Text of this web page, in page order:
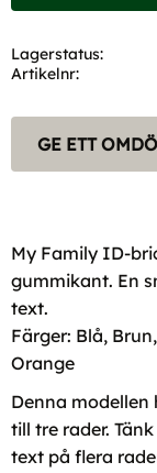
Lagerstatus
Artikelnr
GE ETT
My Family ID-
gummikant. En
text.
Färger: Blå,
Orange
Denna modellen
till tre rader.
text på flera